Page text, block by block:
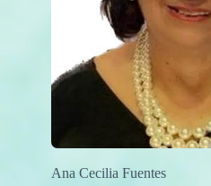
Ana Cecilia Fuentes